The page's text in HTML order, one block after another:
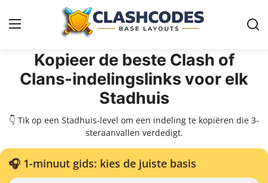
Basislayouts
Kopieer de beste Clash of
Clans-indelingslinks voor elk
Stadhuis
👇 Tik op een Stadhuis-level om een indeling te kopiëren die 3-
steraanvallen verdedigt.
🎧 1-minuut gids: kies de juiste basis